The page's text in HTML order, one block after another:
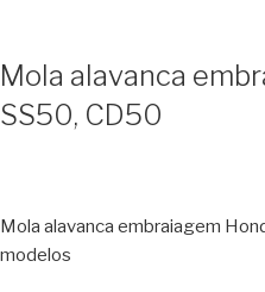
Mola alavanca
SS50, CD50
Mola alavanca embraiagem
modelos